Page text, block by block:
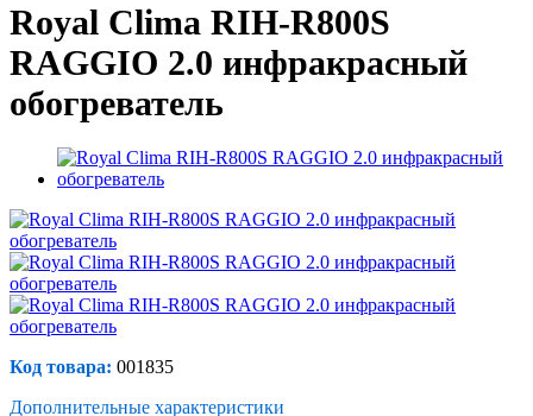
Royal Clima RIH-R800S
RAGGIO 2.0 инфракрасный
обогреватель
Код товара: 001835
Дополнительные характеристики